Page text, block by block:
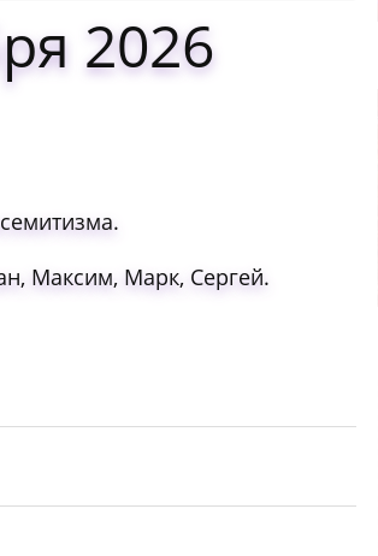
2026
Максим, Марк, Сергей.